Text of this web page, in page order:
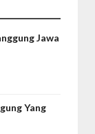
Jawa
Yang